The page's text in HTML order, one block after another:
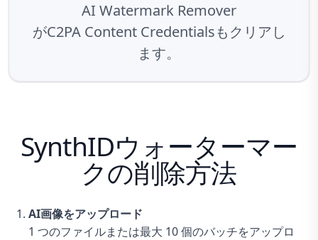
AI Watermark Remover
がC2PA Content Credentialsもクリアし
ます。
SynthIDウォーターマー
クの削除方法
AI画像をアップロード
1 つのファイルまたは最大 10 個のバッチをアップロ